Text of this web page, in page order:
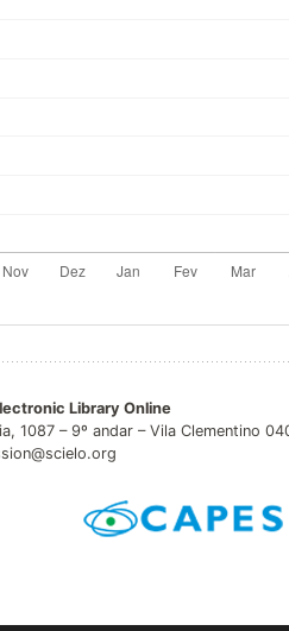
Library Online
1087 – 9º andar – Vila Clementino